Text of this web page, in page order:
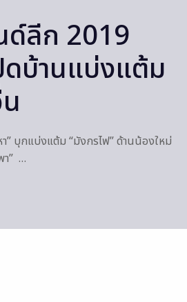
ด์ลีก 2019
ดบ้านแบ่งแต้ม
า” บุกแบ่งแต้ม “มังกรไฟ” ด้านน้องใหม่
า” …